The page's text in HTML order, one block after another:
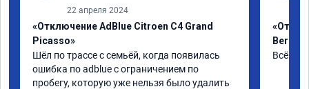
22 апреля 2024
«Отключение AdBlue Citroen C4 Grand
Picasso»
Шёл по трассе с семьёй, когда появилась
ошибка по adblue с ограничением по
пробегу, которую уже нельзя было удалить
Всё